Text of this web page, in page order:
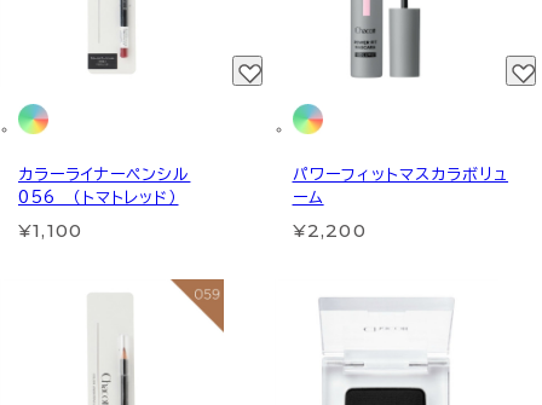
カラーライナーペンシル
056 （トマトレッド）
¥1,100
パワーフィットマスカラボリュ
ーム
¥2,200